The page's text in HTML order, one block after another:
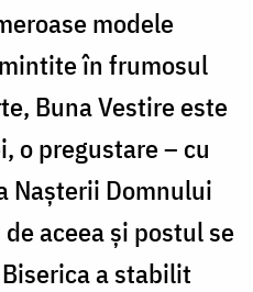
modele
în frumosul
Buna Vestire este
o pregustare – cu
Nașterii Domnului
aceea și postul se
a stabilit